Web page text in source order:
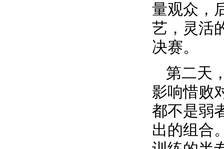
量观众，
艺，灵活
决赛。
第二天
影响惜败
都不是弱
出的组合